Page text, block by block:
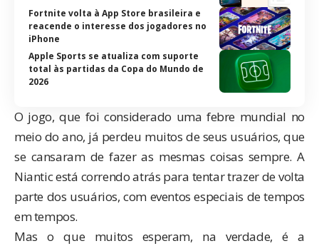
Fortnite volta à App Store brasileira e
reacende o interesse dos jogadores no
iPhone
Apple Sports se atualiza com suporte
total às partidas da Copa do Mundo de
2026
O jogo, que foi considerado uma febre mundial no
meio do ano, já perdeu muitos de seus usuários, que
se cansaram de fazer as mesmas coisas sempre. A
Niantic está correndo atrás para tentar trazer de volta
parte dos usuários, com eventos especiais de tempos
em tempos.
Mas o que muitos esperam, na verdade, é a